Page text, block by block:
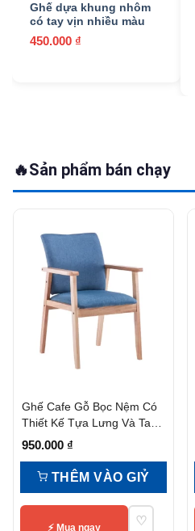
Ghế dựa khung nhôm
có tay vịn nhiều màu
450.000 ₫
🔥Sản phẩm bán chạy
Ghế Cafe Gỗ Bọc Nệm Có
Thiết Kế Tựa Lưng Và Tay
Vịn
950.000 ₫
THÊM VÀO GIỶ
⚡ Mua ngay ♡